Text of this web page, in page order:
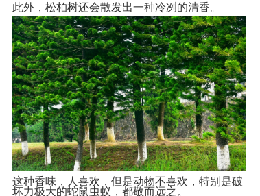
此外，松柏树还会散发出一种冷冽的清香。
这种香味，人喜欢，但是动物不喜欢，特别是破
坏力极大的蛇鼠虫蚁，都敬而远之。